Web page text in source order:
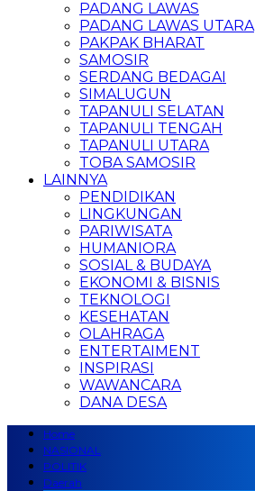
PADANG LAWAS
PADANG LAWAS UTARA
PAKPAK BHARAT
SAMOSIR
SERDANG BEDAGAI
SIMALUGUN
TAPANULI SELATAN
TAPANULI TENGAH
TAPANULI UTARA
TOBA SAMOSIR
LAINNYA
PENDIDIKAN
LINGKUNGAN
PARIWISATA
HUMANIORA
SOSIAL & BUDAYA
EKONOMI & BISNIS
TEKNOLOGI
KESEHATAN
OLAHRAGA
ENTERTAIMENT
INSPIRASI
WAWANCARA
DANA DESA
Home
NASIONAL
POLITIK
Daerah